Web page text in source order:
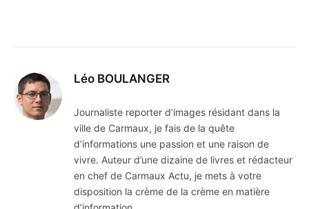
Léo BOULANGER
Journaliste reporter d’images résidant dans la
ville de Carmaux, je fais de la quête
d’informations une passion et une raison de
vivre. Auteur d’une dizaine de livres et rédacteur
en chef de Carmaux Actu, je mets à votre
disposition la crème de la crème en matière